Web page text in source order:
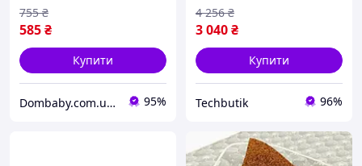
585₴
755 ₴
Купити
Dombaby.com.ua - інтернет магазин дитячих товарів 95%
3 040₴
4 256 ₴
Купити
Techbutik 96%